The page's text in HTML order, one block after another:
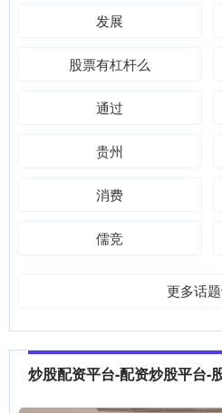
发展
股票有杠杆么
通过
贵州
消费
儒竞
更多话
炒股配资平台-配资炒股平台-